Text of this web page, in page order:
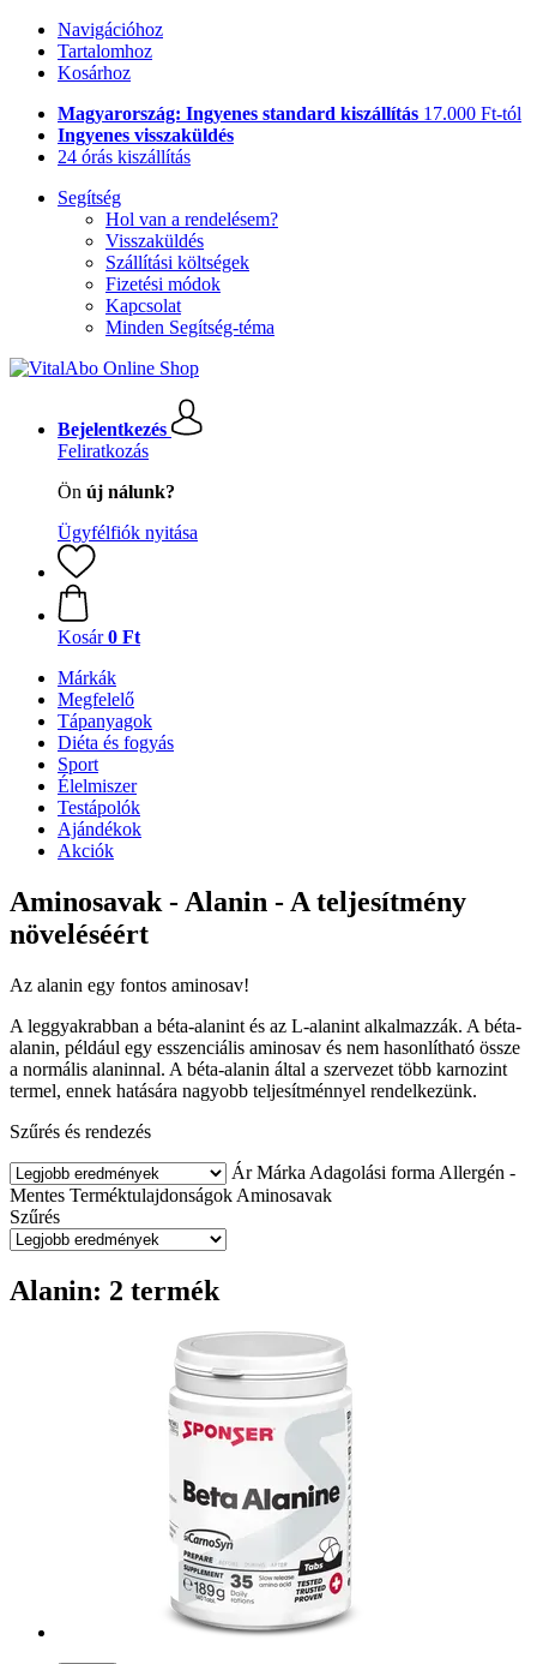
Navigációhoz
Tartalomhoz
Kosárhoz
Magyarország: Ingyenes standard kiszállítás 17.000 Ft-tól
Ingyenes visszaküldés
24 órás kiszállítás
Segítség
Hol van a rendelésem?
Visszaküldés
Szállítási költségek
Fizetési módok
Kapcsolat
Minden Segítség-téma
Bejelentkezés
Feliratkozás
Ön új nálunk?
Ügyfélfiók nyitása
Kosár 0 Ft
Márkák
Megfelelő
Tápanyagok
Diéta és fogyás
Sport
Élelmiszer
Testápolók
Ajándékok
Akciók
Aminosavak - Alanin - A teljesítmény
növeléséért
Az alanin egy fontos aminosav!
A leggyakrabban a béta-alanint és az L-alanint alkalmazzák. A béta-
alanin, például egy esszenciális aminosav és nem hasonlítható össze
a normális alaninnal. A béta-alanin által a szervezet több karnozint
termel, ennek hatására nagyobb teljesítménnyel rendelkezünk.
Szűrés és rendezés
Ár Márka Adagolási forma Allergén -
Mentes Terméktulajdonságok Aminosavak
Szűrés
Alanin: 2 termék